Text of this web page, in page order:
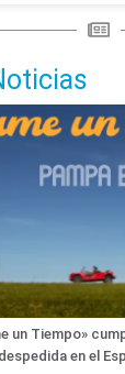
un Tiempo»
en el